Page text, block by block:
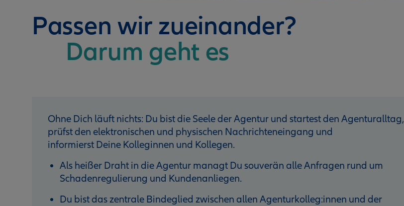
Passen wir zueinander?
Darum geht es
Ohne Dich läuft nichts: Du bist die Seele der Agentur und startest den Agenturalltag,
prüfst den elektronischen und physischen Nach­richteneingang und
informierst Deine Kolleginnen und Kollegen.
Als heißer Draht in die Agentur managt Du souverän alle Anfragen rund um
Schadenregulierung und Kundenanliegen.
Du bist das zentrale Bindeglied zwischen allen Agenturkolleg:innen und der